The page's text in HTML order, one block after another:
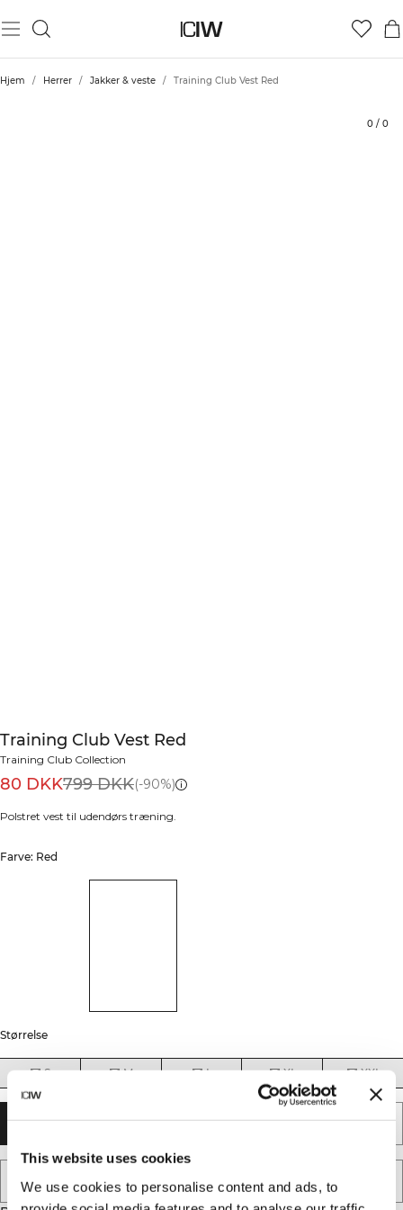
This website uses cookies
We use cookies to personalise content and ads, to
Hjem / Herrer / Jakker & veste / Training Club Vest Red
0 / 0
Training Club Vest Red
Training Club Collection
80 DKK799 DKK(-90%)
Polstret vest til udendørs træning.
Farve: Red
Størrelse
S M L XL XXL
UDSOLGT - GIV MIG BESKED
TILFØJ TIL ØNSKESKYEN